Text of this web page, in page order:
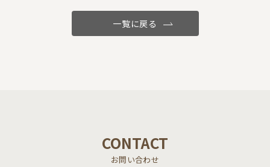
一覧に戻る
CONTACT
お問い合わせ